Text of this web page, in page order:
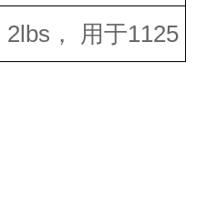
2lbs ， 用于1125